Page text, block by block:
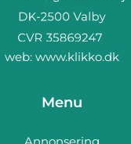
web: www.klikko.dk
Menu
Annonsering